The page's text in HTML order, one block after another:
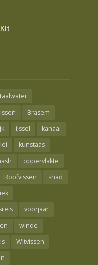
Kit
Brasem
ijssel
kanaal
kunstaas
oppervlakte
Roofvissen
shad
voorjaar
winde
Witvissen